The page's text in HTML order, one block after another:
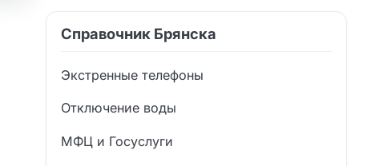
Справочник Брянска
Экстренные телефоны
Отключение воды
МФЦ и Госуслуги